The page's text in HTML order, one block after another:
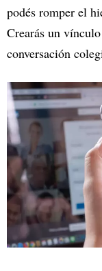
podés romper el
Crearás un
conversación